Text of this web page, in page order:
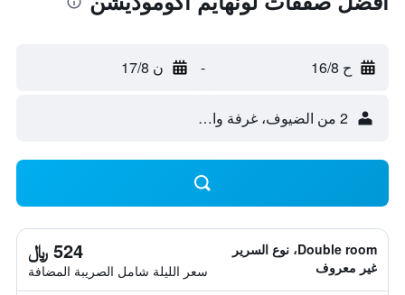
ح 16/8 - ن 17/8
2 من الضيوف، غرفة واحدة
Double room، نوع السرير
غير معروف
524 ﷼
سعر الليلة شامل الصريبة المضافة